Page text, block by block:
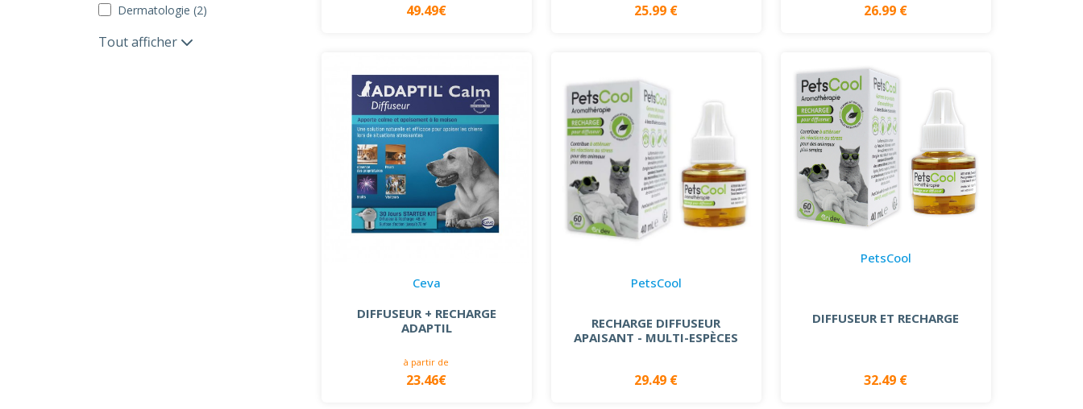
Dermatologie (2)
Tout afficher
49.49€ 25.99 € 26.99 €
Ceva
DIFFUSEUR + RECHARGE
ADAPTIL
à partir de
23.46€
PetsCool
RECHARGE DIFFUSEUR
APAISANT - MULTI-ESPÈCES
29.49 €
PetsCool
DIFFUSEUR ET RECHARGE
32.49 €